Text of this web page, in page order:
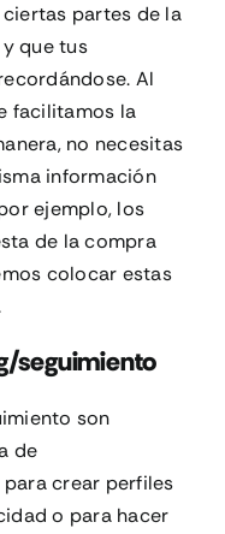
partes de la
que tus
Al
facilitamos la
no necesitas
información
ejemplo, los
de la compra
colocar estas
seguimiento
son
de
crear perfiles
o para hacer